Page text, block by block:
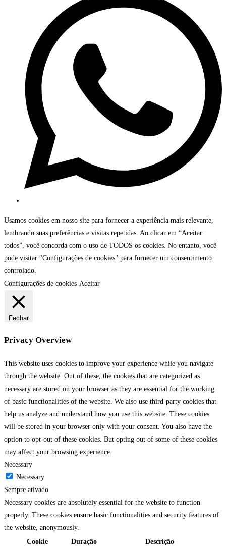
Usamos cookies em nosso site para fornecer a experiência mais relevante,
lembrando suas preferências e visitas repetidas. Ao clicar em “Aceitar
todos”, você concorda com o uso de TODOS os cookies. No entanto, você
pode visitar "Configurações de cookies" para fornecer um consentimento
controlado.
Configurações de cookies Aceitar
Fechar
Privacy Overview
This website uses cookies to improve your experience while you navigate
through the website. Out of these, the cookies that are categorized as
necessary are stored on your browser as they are essential for the working
of basic functionalities of the website. We also use third-party cookies that
help us analyze and understand how you use this website. These cookies
will be stored in your browser only with your consent. You also have the
option to opt-out of these cookies. But opting out of some of these cookies
may affect your browsing experience.
Necessary
Necessary
Sempre ativado
Necessary cookies are absolutely essential for the website to function
properly. These cookies ensure basic functionalities and security features of
the website, anonymously.
Cookie
Duração Descrição